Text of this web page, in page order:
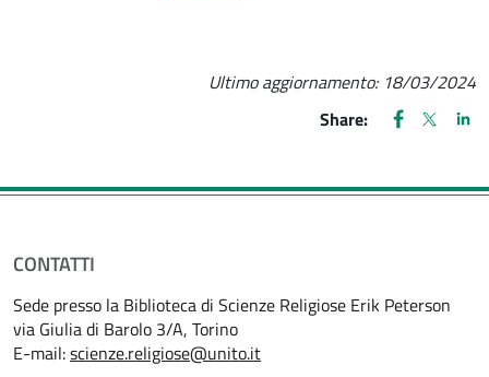
Ultimo aggiornamento: 18/03/2024
Share:
FACEBOOK
(apre una
X
(apre
CONTATTI
Sede presso la Biblioteca di Scienze Religiose Erik Peterson
via Giulia di Barolo 3/A, Torino
E-mail:scienze.religiose@unito.it